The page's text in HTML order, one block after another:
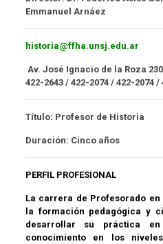
Emmanuel Arnáez
historia@ffha.unsj.edu.ar
Av. José Ignacio de la Roza
422-2643 / 422-2074 / 422-2074
Título: Profesor de Historia
Duración: Cinco años
PERFIL PROFESIONAL
La carrera de Profesorado
la formación pedagógica y
desarrollar su práctica
conocimiento en los